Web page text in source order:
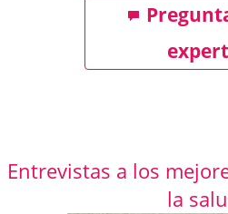
Entrevistas a los
la